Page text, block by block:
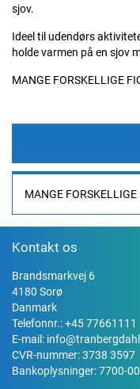
sjov.
Ideel til udendørs
holde varmen på en sjov
MANGE FORSKELLIGE
MANGE FORSKELLIGE
Kontakt os
Brandsmarkvej 6
4180 Sorø
Danmark
Telefonnr.:+45 77661111
E-mail:
CVR-nummer: 3738 3597
Bankoplysninger: 7700-